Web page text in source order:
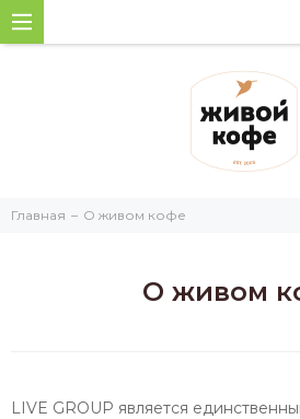
Главная О живом кофе
О живом
LIVE GROUP является